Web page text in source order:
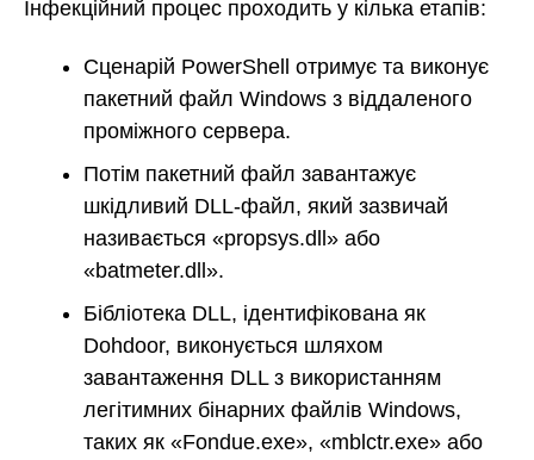
Інфекційний процес проходить у кілька етапів:
Сценарій PowerShell отримує та виконує
пакетний файл Windows з віддаленого
проміжного сервера.
Потім пакетний файл завантажує
шкідливий DLL-файл, який зазвичай
називається «propsys.dll» або
«batmeter.dll».
Бібліотека DLL, ідентифікована як
Dohdoor, виконується шляхом
завантаження DLL з використанням
легітимних бінарних файлів Windows,
таких як «Fondue.exe», «mblctr.exe» або